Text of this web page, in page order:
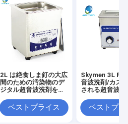
2L は絶食しま釘の大広
間のための汚染物のデ
ジタル超音波洗剤を取
ベストプライス
Skymen 3L
音波洗剤/カス
される超音波清
ベストプラ